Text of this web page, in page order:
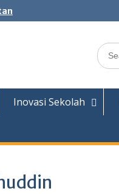
Search
for:
Inovasi Sekolah